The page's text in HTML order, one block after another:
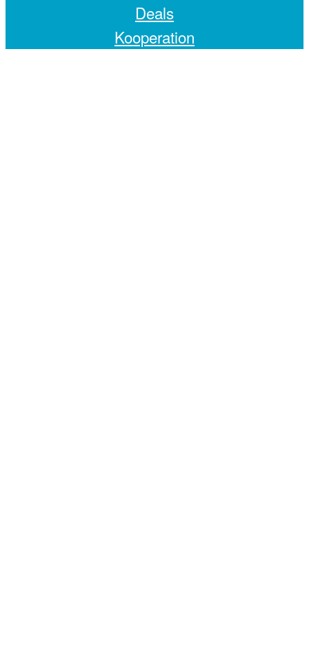
Deals
Kooperation